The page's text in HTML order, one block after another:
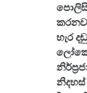
හැර